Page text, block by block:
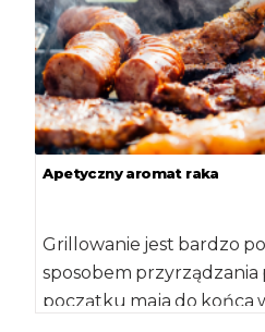
Apetyczny aromat raka
Grillowanie jest bardzo
sposobem przyrządzania
początku maja do końca